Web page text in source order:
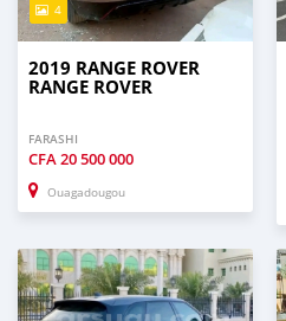
4
2019 RANGE ROVER
RANGE ROVER
FARASHI
CFA20 500 000
Ouagadougou